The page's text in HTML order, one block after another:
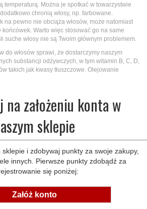
temperaturą. Można je spotkać w towarzystwie
chronią włosy, np. farbowane.
na pewno nie obciąża włosów, może natomiast
Warto więc stosować go na same
suche włosy nie są Twoim głównym problemem.
do włosów sprawi, że dostarczymy naszym
substancji odżywczych, w tym witamin B, C, D,
takich jak kwasy tłuszczowe. Olejowanie
na założeniu konta w
sklepie
sklepie i zdobywaj punkty za swoje zakupy,
innych. Pierwsze punkty zdobądź za
się poniżej:
Załóż konto